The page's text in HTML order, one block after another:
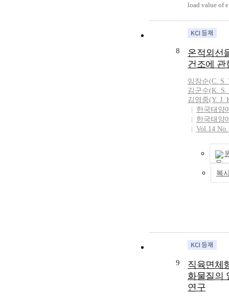
bottom in
load value of
and
methods are
methods is ice
some good
Chang
range of
has large
chemically
organic or
experimental
melting
aspect ratios,
temperature
$4^{\circ}C$,
stagnation
P.C.M.
regardless of
working fluid.
8
온적외선
건조에 관
임장순(C. S.
김군수(K. S.
김영중(Y. J.
한국태양
한국태양
Vol.14
복
9
직육면체
화물질의
연구